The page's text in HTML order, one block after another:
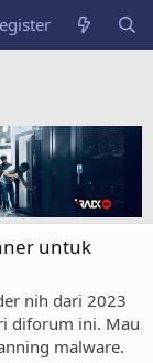
untuk
nih dari 2023
diforum ini. Mau
malware.